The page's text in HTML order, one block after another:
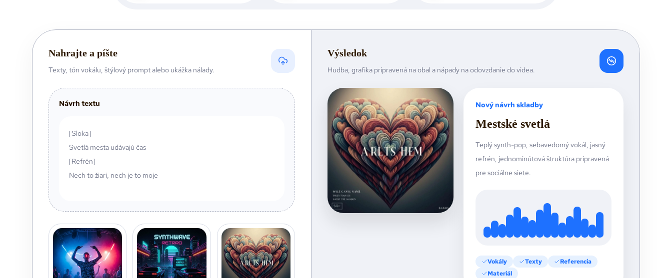
Nahrajte a píšte
Texty, tón vokálu, štýlový prompt alebo ukážka nálady.
Návrh textu
[Sloka]
Svetlá mesta udávajú čas
[Refrén]
Nech to žiari, nech je to moje
Výsledok
Hudba, grafika pripravená na obal a nápady na odovzdanie do videa.
Nový návrh skladby
Mestské svetlá
Teplý synth-pop, sebavedomý vokál, jasný
refrén, jednominútová štruktúra pripravená
pre sociálne siete.
Vokály Texty
Referencia
Materiál